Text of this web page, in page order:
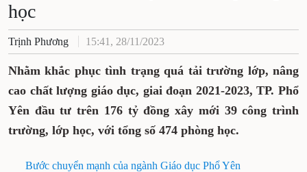
học
Trịnh Phương 15:41, 28/11/2023
Nhằm khắc phục tình trạng quá tải trường lớp, nâng
cao chất lượng giáo dục, giai đoạn 2021-2023, TP. Phổ
Yên đầu tư trên 176 tỷ đồng xây mới 39 công trình
trường, lớp học, với tổng số 474 phòng học.
Bước chuyển mạnh của ngành Giáo dục Phổ Yên